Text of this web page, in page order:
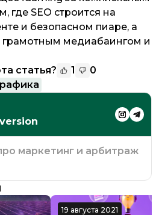
где SEO строится на
и безопасном пиаре, а
медиабаингом и
статья?
1
0
маркетинг и арбитраж
19 августа 2021